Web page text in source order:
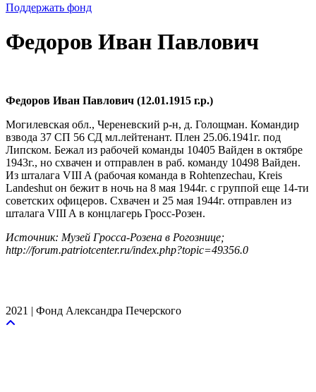
Поддержать фонд
Федоров Иван Павлович
Федоров Иван Павлович (12.01.1915 г.р.)
Могилевская обл., Череневский р-н, д. Голощман. Командир
взвода 37 СП 56 СД мл.лейтенант. Плен 25.06.1941г. под
Липском. Бежал из рабочей команды 10405 Вайден в октябре
1943г., но схвачен и отправлен в раб. команду 10498 Вайден.
Из шталага VIII A (рабочая команда в Rohtenzechau, Kreis
Landeshut он бежит в ночь на 8 мая 1944г. с группой еще 14-ти
советских офицеров. Схвачен и 25 мая 1944г. отправлен из
шталага VIII A в концлагерь Гросс-Розен.
Источник: Музей Гросса-Розена в Рогознице;
http://forum.patriotcenter.ru/index.php?topic=49356.0
2021 | Фонд Александра Печерского